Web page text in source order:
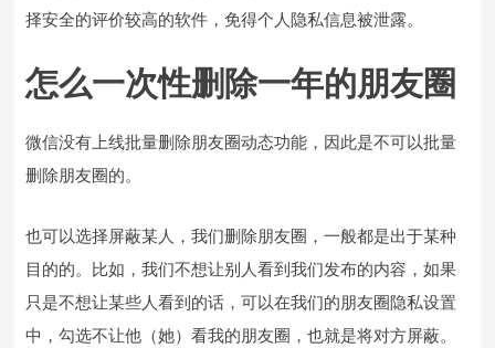
择安全的评价较高的软件，免得个人隐私信息被泄露。
怎么一次性删除一年的朋友圈
微信没有上线批量删除朋友圈动态功能，因此是不可以批量
删除朋友圈的。
也可以选择屏蔽某人，我们删除朋友圈，一般都是出于某种
目的的。比如，我们不想让别人看到我们发布的内容，如果
只是不想让某些人看到的话，可以在我们的朋友圈隐私设置
中，勾选不让他（她）看我的朋友圈，也就是将对方屏蔽。